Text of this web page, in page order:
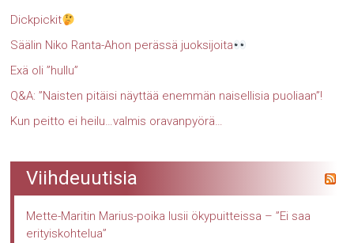
Dickpickit
Säälin Niko Ranta-Ahon perässä juoksijoita
Exä oli ”hullu”
Q&A: ”Naisten pitäisi näyttää enemmän naisellisia puoliaan”!
Kun peitto ei heilu…valmis oravanpyörä…
Viihdeuutisia
Mette-Maritin Marius-poika lusii ökypuitteissa – ”Ei saa
erityiskohtelua”